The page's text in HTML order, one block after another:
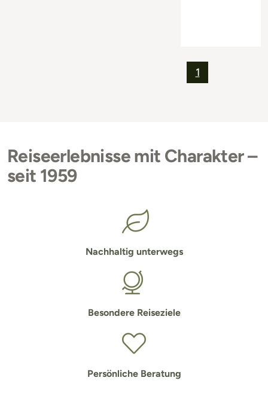
1
Reiseerlebnisse mit Charakter –
seit 1959
Nachhaltig unterwegs
Besondere Reiseziele
Persönliche Beratung